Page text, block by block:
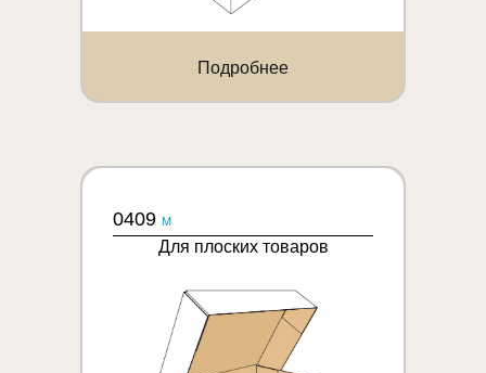
Подробнее
0409 M
Для плоских товаров